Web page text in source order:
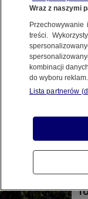
do
w
Wraz z naszymi
treści.
kombinacji
do wyboru reklam.
Lista partnerów